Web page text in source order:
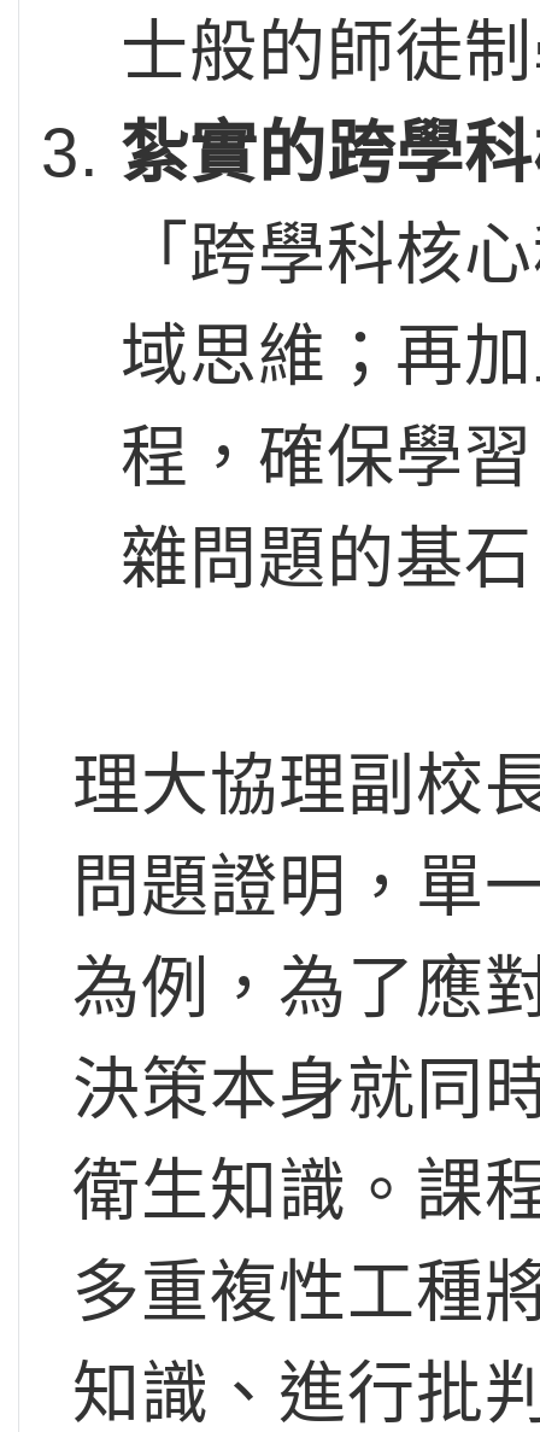
士般的師徒
紮實的跨學
「跨學科核
域思維；再
程，確保學
雜問題的基
理大協理副校
問題證明，單
為例，為了應
決策本身就同
衛生知識。課
多重複性工種
知識、進行批